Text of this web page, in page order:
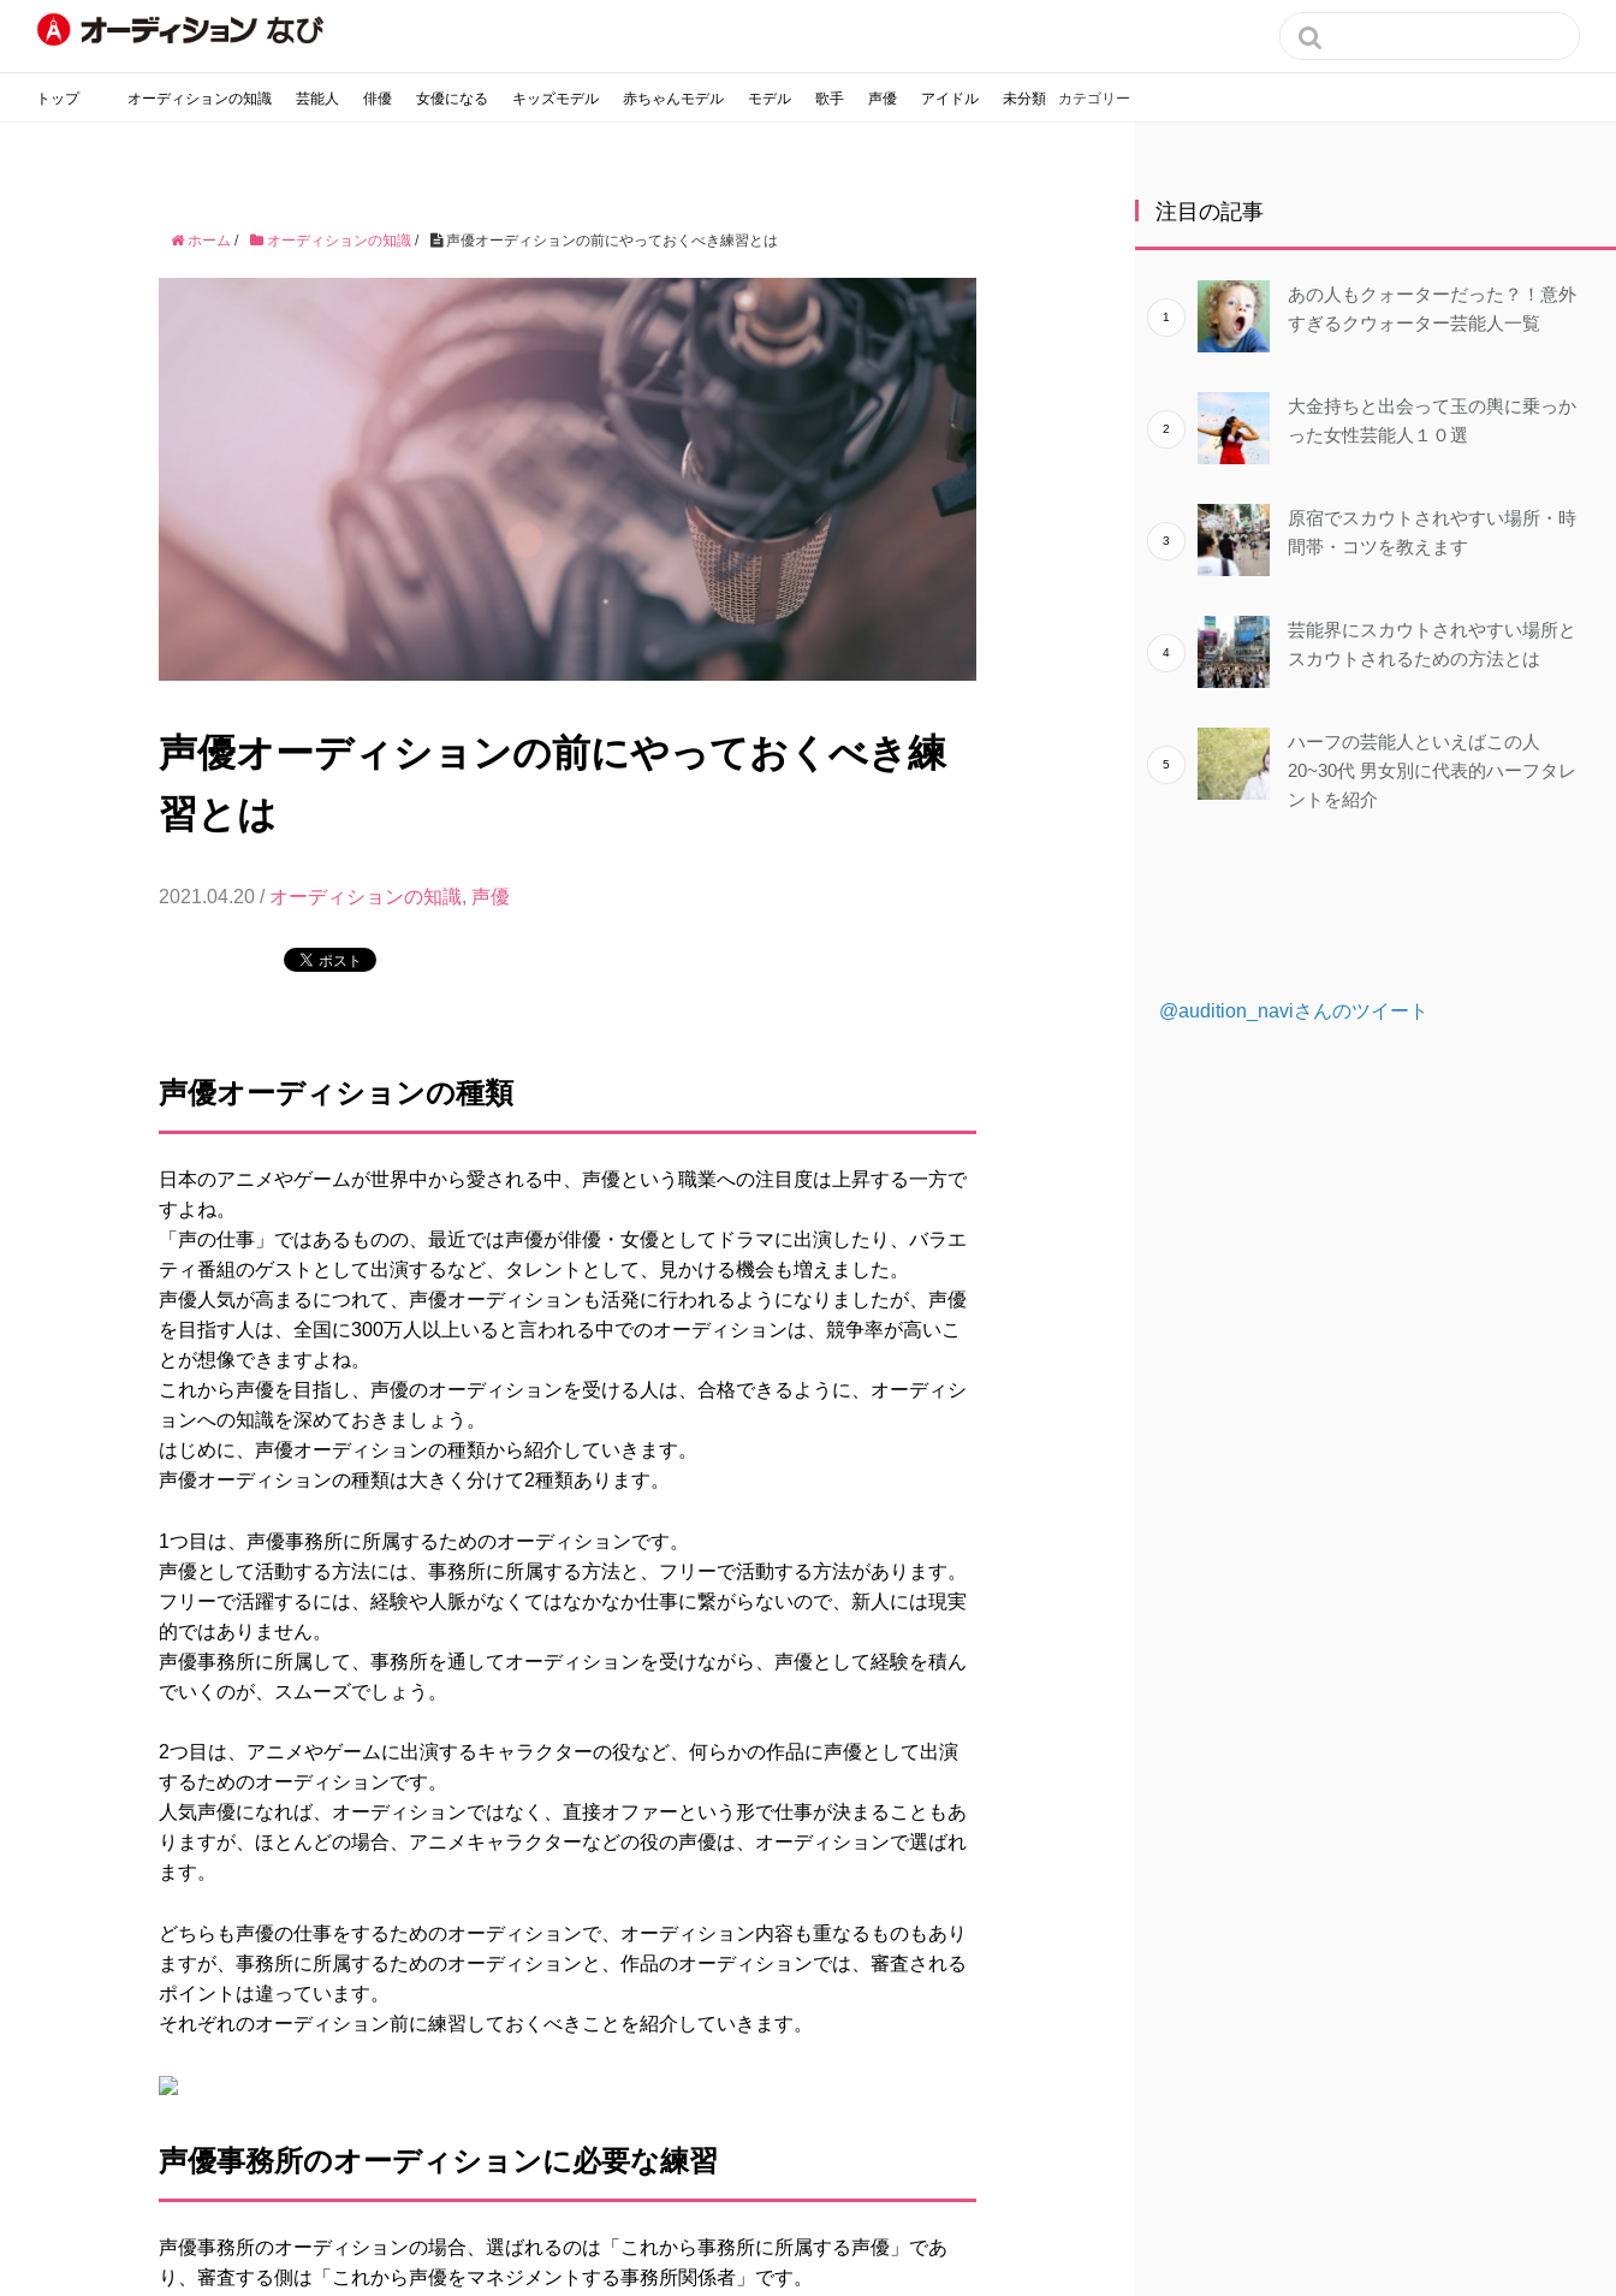

トップ カテゴリー
オーディションの知識 芸能人 俳優 女優になる キッズモデル 赤ちゃんモデル モデル 歌手 声優 アイドル 未分類
ホーム / オーディションの知識 / 声優オーディションの前にやっておくべき練習とは
声優オーディションの前にやっておくべき練
習とは
2021.04.20 / オーディションの知識, 声優
声優オーディションの種類
日本のアニメやゲームが世界中から愛される中、声優という職業への注目度は上昇する一方で
すよね。
「声の仕事」ではあるものの、最近では声優が俳優・女優としてドラマに出演したり、バラエ
ティ番組のゲストとして出演するなど、タレントとして、見かける機会も増えました。
声優人気が高まるにつれて、声優オーディションも活発に行われるようになりましたが、声優
を目指す人は、全国に300万人以上いると言われる中でのオーディションは、競争率が高いこ
とが想像できますよね。
これから声優を目指し、声優のオーディションを受ける人は、合格できるように、オーディシ
ョンへの知識を深めておきましょう。
はじめに、声優オーディションの種類から紹介していきます。
声優オーディションの種類は大きく分けて2種類あります。
1つ目は、声優事務所に所属するためのオーディションです。
声優として活動する方法には、事務所に所属する方法と、フリーで活動する方法があります。
フリーで活躍するには、経験や人脈がなくてはなかなか仕事に繋がらないので、新人には現実
的ではありません。
声優事務所に所属して、事務所を通してオーディションを受けながら、声優として経験を積ん
でいくのが、スムーズでしょう。
2つ目は、アニメやゲームに出演するキャラクターの役など、何らかの作品に声優として出演
するためのオーディションです。
人気声優になれば、オーディションではなく、直接オファーという形で仕事が決まることもあ
りますが、ほとんどの場合、アニメキャラクターなどの役の声優は、オーディションで選ばれ
ます。
どちらも声優の仕事をするためのオーディションで、オーディション内容も重なるものもあり
ますが、事務所に所属するためのオーディションと、作品のオーディションでは、審査される
ポイントは違っています。
それぞれのオーディション前に練習しておくべきことを紹介していきます。
声優事務所のオーディションに必要な練習
声優事務所のオーディションの場合、選ばれるのは「これから事務所に所属する声優」であ
り、審査する側は「これから声優をマネジメントする事務所関係者」です。
注目の記事
あの人もクォーターだった？！意外
すぎるクウォーター芸能人一覧
大金持ちと出会って玉の輿に乗っか
った女性芸能人１０選
原宿でスカウトされやすい場所・時
間帯・コツを教えます
芸能界にスカウトされやすい場所と
スカウトされるための方法とは
ハーフの芸能人といえばこの人
20~30代 男女別に代表的ハーフタレ
ントを紹介
@audition_naviさんのツイート